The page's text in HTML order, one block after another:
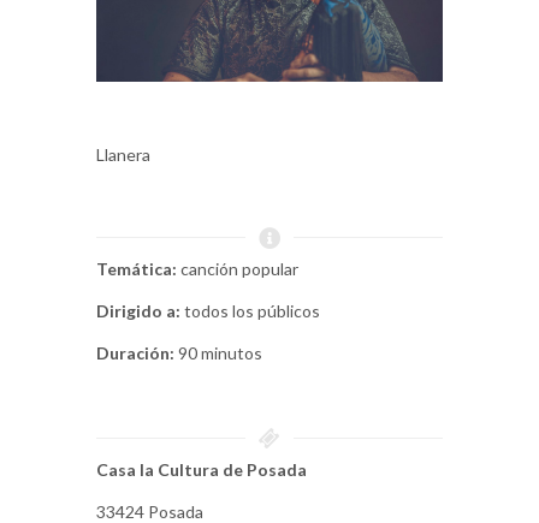
Llanera
Temática: canción popular
Dirigido a: todos los públicos
Duración: 90 minutos
Casa la Cultura de Posada
33424 Posada